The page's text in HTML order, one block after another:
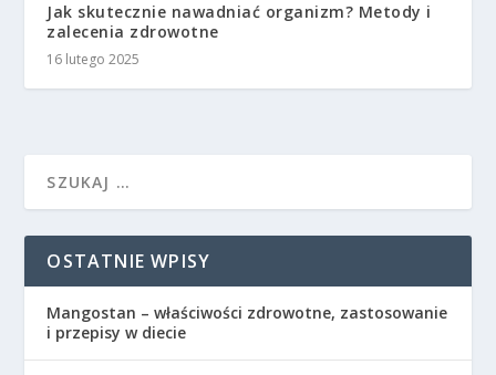
Jak skutecznie nawadniać organizm? Metody i
zalecenia zdrowotne
16 lutego 2025
OSTATNIE WPISY
Mangostan – właściwości zdrowotne, zastosowanie
i przepisy w diecie